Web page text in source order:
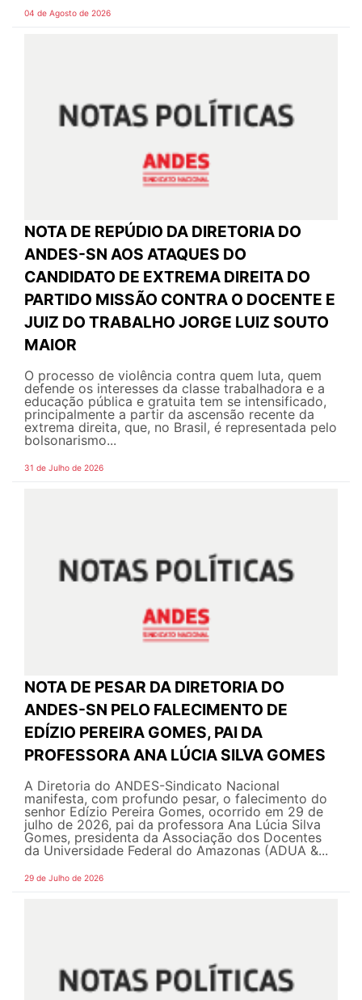
04 de Agosto de 2026
NOTA DE REPÚDIO DA DIRETORIA DO
ANDES-SN AOS ATAQUES DO
CANDIDATO DE EXTREMA DIREITA DO
PARTIDO MISSÃO CONTRA O DOCENTE E
JUIZ DO TRABALHO JORGE LUIZ SOUTO
MAIOR
O processo de violência contra quem luta, quem
defende os interesses da classe trabalhadora e a
educação pública e gratuita tem se intensificado,
principalmente a partir da ascensão recente da
extrema direita, que, no Brasil, é representada pelo
bolsonarismo...
31 de Julho de 2026
NOTA DE PESAR DA DIRETORIA DO
ANDES-SN PELO FALECIMENTO DE
EDÍZIO PEREIRA GOMES, PAI DA
PROFESSORA ANA LÚCIA SILVA GOMES
A Diretoria do ANDES-Sindicato Nacional
manifesta, com profundo pesar, o falecimento do
senhor Edízio Pereira Gomes, ocorrido em 29 de
julho de 2026, pai da professora Ana Lúcia Silva
Gomes, presidenta da Associação dos Docentes
da Universidade Federal do Amazonas (ADUA &...
29 de Julho de 2026